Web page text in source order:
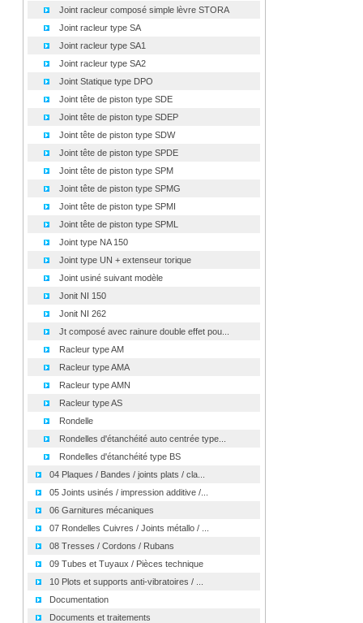
Joint racleur composé simple lèvre STORA
Joint racleur type SA
Joint racleur type SA1
Joint racleur type SA2
Joint Statique type DPO
Joint tête de piston type SDE
Joint tête de piston type SDEP
Joint tête de piston type SDW
Joint tête de piston type SPDE
Joint tête de piston type SPM
Joint tête de piston type SPMG
Joint tête de piston type SPMI
Joint tête de piston type SPML
Joint type NA 150
Joint type UN + extenseur torique
Joint usiné suivant modèle
Jonit NI 150
Jonit NI 262
Jt composé avec rainure double effet pou...
Racleur type AM
Racleur type AMA
Racleur type AMN
Racleur type AS
Rondelle
Rondelles d'étanchéité auto centrée type...
Rondelles d'étanchéité type BS
04 Plaques / Bandes / joints plats / cla...
05 Joints usinés / impression additive /...
06 Garnitures mécaniques
07 Rondelles Cuivres / Joints métallo / ...
08 Tresses / Cordons / Rubans
09 Tubes et Tuyaux / Pièces technique
10 Plots et supports anti-vibratoires / ...
Documentation
Documents et traitements